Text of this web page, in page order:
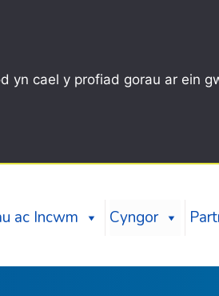
yn cael y profiad gorau ar ein
ac Incwm Cyngor